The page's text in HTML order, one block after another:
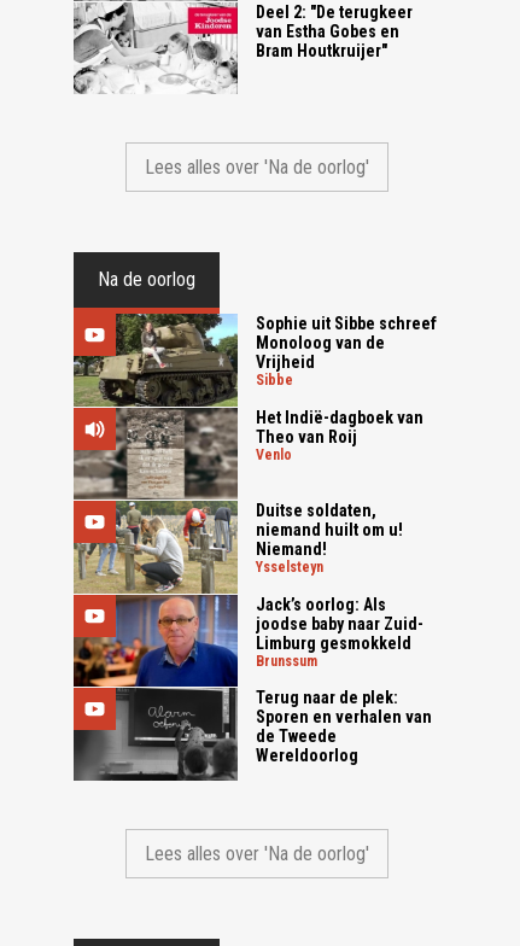
Deel 2: "De terugkeer
van Estha Gobes en
Bram Houtkruijer"
Lees alles over 'Na de oorlog'
Na de oorlog
Sophie uit Sibbe schreef
Monoloog van de
Vrijheid
sibbe
Het Indië-dagboek van
Theo van Roij
venlo
Duitse soldaten,
niemand huilt om u!
Niemand!
ysselsteyn
Jack’s oorlog: Als
joodse baby naar Zuid-
Limburg gesmokkeld
brunssum
Terug naar de plek:
Sporen en verhalen van
de Tweede
Wereldoorlog
Lees alles over 'Na de oorlog'